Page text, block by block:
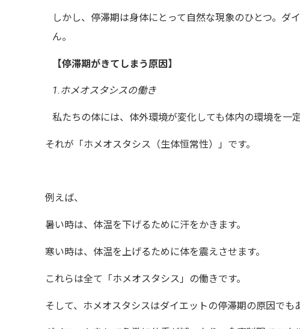
しかし、停滞期は身体にとって自然な現象のひとつ。ダ
ん。
【停滞期がきてしまう原因】
1. ホメオスタシスの働き
私たちの体には、体外環境が変化しても体内の環境を一
それが 「ホメオスタシス（生体恒常性）」 です。
例えば、
暑い時は、体温を下げるために汗をかきます。
寒い時は、体温を上げるために体を震えさせます。
これらは全て「ホメオスタシス」の働きです。
そして、ホメオスタシスはダイエットの停滞期の原因でも